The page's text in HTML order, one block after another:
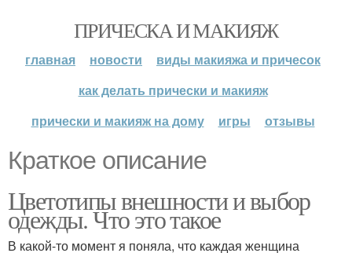
ПРИЧЕСКА И МАКИЯЖ
главная новости
виды макияжа и причесок
как делать прически и макияж
прически и макияж на дому
игры отзывы
Краткое описание
Цветотипы внешности и выбор
одежды. Что это такое
В какой-то момент я поняла, что каждая женщина